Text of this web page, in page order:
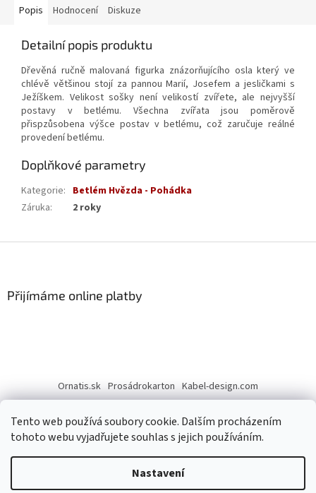
Tento web používá soubory cookie. Dalším procházením
tohoto webu vyjadřujete souhlas s jejich používáním.
Nastavení
Popis Hodnocení Diskuze
Detailní popis produktu
Dřevěná ručně malovaná figurka znázorňujícího osla který ve
chlévě většinou stojí za pannou Marií, Josefem a jesličkami s
Ježíškem. Velikost sošky není velikostí zvířete, ale nejvyšší
postavy v betlému. Všechna zvířata jsou poměrově
přispzůsobena výšce postav v betlému, což zaručuje reálné
provedení betlému.
Doplňkové parametry
Kategorie: Betlém Hvězda - Pohádka
Záruka: 2 roky
Přijímáme online platby
Ornatis.sk Prosádrokarton Kabel-design.com
Vytvořil Shoptet